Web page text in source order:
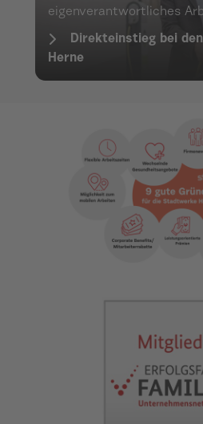
eigenverantwortliches
Direkteinstieg bei
Herne